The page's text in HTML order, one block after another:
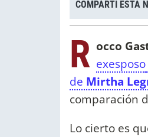
COMPARTÍ ESTA
R occo
exesposo
de Mirtha
comparación
Lo cierto es